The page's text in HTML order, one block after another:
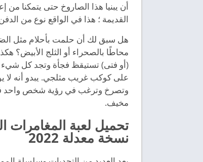
أن يبنيا هذا الصاروخ حتى يتمكنا
القديمة ؛ هذا في الواقع نوع من
هل سبق لك أن حلمت بأحلام مثل
(أو فتى) تستيقظ فجأة وتجد كل
على كوكب غريب مثلجي. يبدو أنه لا
وتصرخ وترغب في رؤية شخص واحد
مخيف.
نسخة معدلة 2022